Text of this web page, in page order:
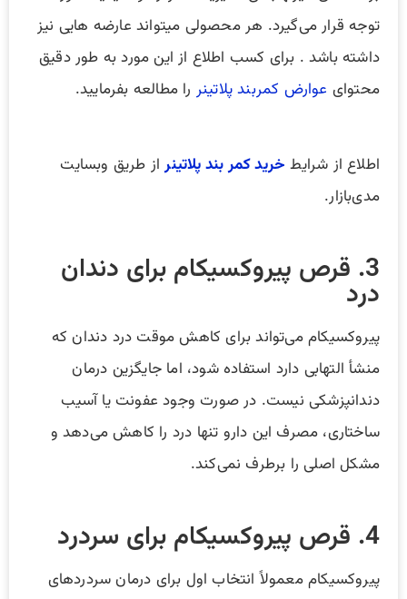
توجه قرار می‌گیرد. هر محصولی میتواند عارضه هایی نیز
داشته باشد . برای کسب اطلاع از این مورد به طور دقیق
محتوای عوارض کمربند پلاتینر را مطالعه بفرمایید.
اطلاع از شرایط خرید کمر بند پلاتینراز طریق وبسایت
مدی‌بازار.
3. قرص پیروکسیکام برای دندان
درد
پیروکسیکام می‌تواند برای کاهش موقت درد دندان که
منشأ التهابی دارد استفاده شود، اما جایگزین درمان
دندانپزشکی نیست. در صورت وجود عفونت یا آسیب
ساختاری، مصرف این دارو تنها درد را کاهش می‌دهد و
مشکل اصلی را برطرف نمی‌کند.
4. قرص پیروکسیکام برای سردرد
پیروکسیکام معمولاً انتخاب اول برای درمان سردردهای